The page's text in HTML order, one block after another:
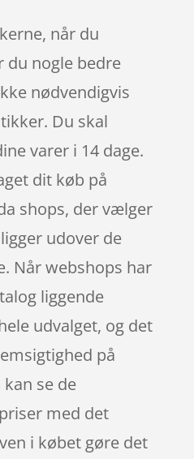
når du
du nogle bedre
nødvendigvis
Du skal
varer i 14 dage.
dit køb på
shops, der vælger
udover de
Når webshops har
liggende
udvalget, og det
på
se de
med det
i købet gøre det